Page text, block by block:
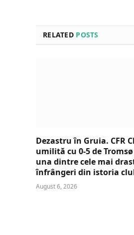
RELATED POSTS
Dezastru în Gruia. CFR
umilită cu 0-5 de
una dintre cele mai
înfrângeri din istoria
August 6, 2026